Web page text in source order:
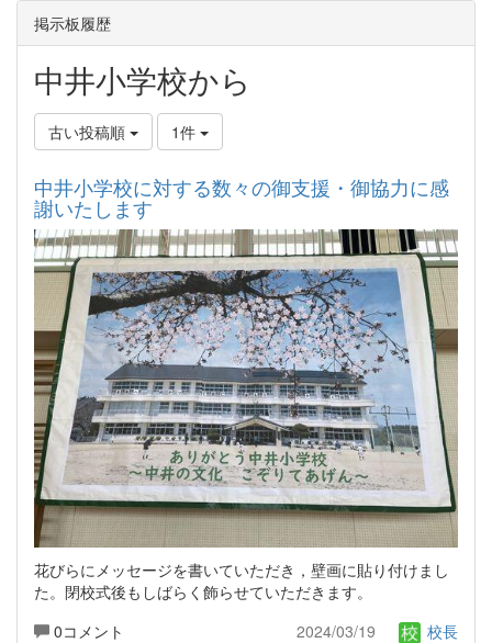
掲示板履歴
中井小学校から
古い投稿順 1件
中井小学校に対する数々の御支援・御協力に感
謝いたします
花びらにメッセージを書いていただき，壁画に貼り付けまし
た。閉校式後もしばらく飾らせていただきます。
0コメント
2024/03/19 校長